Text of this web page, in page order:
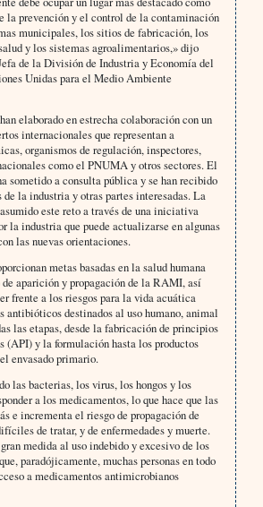
la prevención y el control de la contaminación
municipales, los sitios de fabricación, los
y los sistemas agroalimentarios,» dijo
de la División de Industria y Economía del
Unidas para el Medio Ambiente
elaborado en estrecha colaboración con un
internacionales que representan a
organismos de regulación, inspectores,
como el PNUMA y otros sectores. El
sometido a consulta pública y se han recibido
la industria y otras partes interesadas. La
este reto a través de una iniciativa
la industria que puede actualizarse en algunas
las nuevas orientaciones.
metas basadas en la salud humana
aparición y propagación de la RAMI, así
frente a los riesgos para la vida acuática
antibióticos destinados al uso humano, animal
las etapas, desde la fabricación de principios
(API) y la formulación hasta los productos
envasado primario.
las bacterias, los virus, los hongos y los
a los medicamentos, lo que hace que las
e incrementa el riesgo de propagación de
de tratar, y de enfermedades y muerte.
medida al uso indebido y excesivo de los
paradójicamente, muchas personas en todo
a medicamentos antimicrobianos